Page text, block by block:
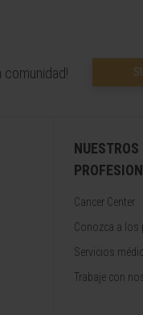
comunidad!
NUESTROS
Cancer Center
Conozca a los
Servicios
Trabaje con